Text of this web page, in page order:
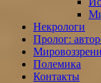
Некрологи
Пролог:
Полемика
Контакты